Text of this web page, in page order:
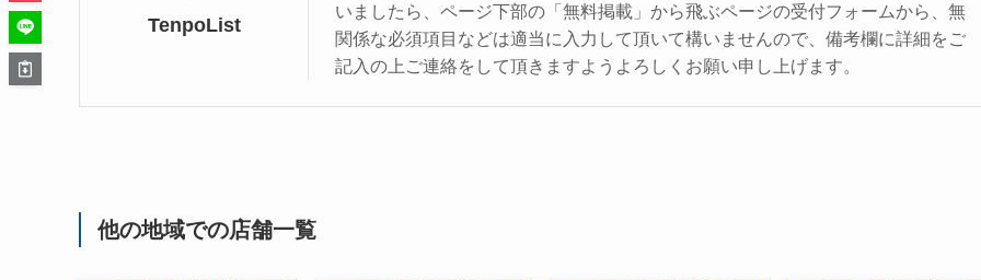
TenpoList
いましたら、ページ下部の「無料掲載」から飛ぶページの受付フォームから、無
関係な必須項目などは適当に入力して頂いて構いませんので、備考欄に詳細をご
記入の上ご連絡をして頂きますようよろしくお願い申し上げます。
他の地域での店舗一覧